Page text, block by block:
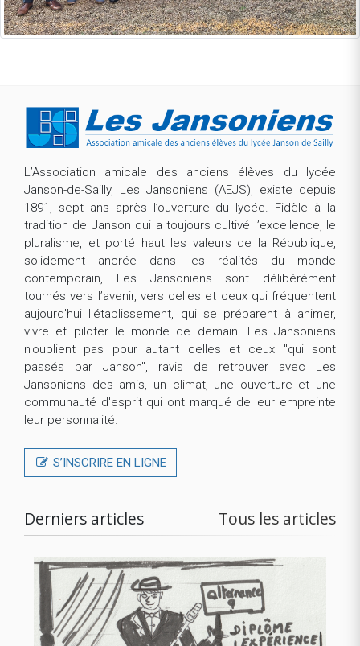
L’Association amicale des anciens élèves du lycée
Janson-de-Sailly, Les Jansoniens (AEJS), existe depuis
1891, sept ans après l’ouverture du lycée. Fidèle à la
tradition de Janson qui a toujours cultivé l’excellence, le
pluralisme, et porté haut les valeurs de la République,
solidement ancrée dans les réalités du monde
contemporain, Les Jansoniens sont délibérément
tournés vers l’avenir, vers celles et ceux qui fréquentent
aujourd'hui l'établissement, qui se préparent à animer,
vivre et piloter le monde de demain. Les Jansoniens
n'oublient pas pour autant celles et ceux "qui sont
passés par Janson", ravis de retrouver avec Les
Jansoniens des amis, un climat, une ouverture et une
communauté d'esprit qui ont marqué de leur empreinte
leur personnalité.
S’INSCRIRE EN LIGNE
Derniers articles Tous les articles